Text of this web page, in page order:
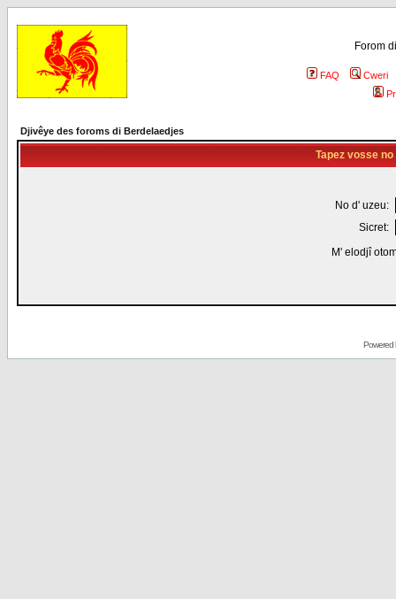
Forom
FAQ
Cweri
Djivêye des foroms di Berdelaedjes
Tapez vosse
No d' uzeu:
Sicret:
M' elodjî
Powered